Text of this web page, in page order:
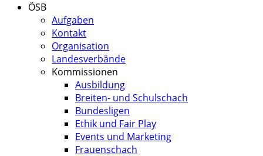
ÖSB
Aufgaben
Kontakt
Organisation
Landesverbände
Kommissionen
Ausbildung
Breiten- und Schulschach
Bundesligen
Ethik und Fair Play
Events und Marketing
Frauenschach